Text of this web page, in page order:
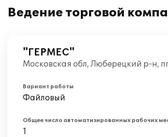
Ведение торговой
"ГЕРМЕС"
Московская обл, Люберецкий р-н,
Вариант работы
Файловый
Общее число автоматизированных рабочих
1